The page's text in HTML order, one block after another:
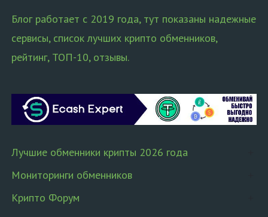
Блог работает с 2019 года, тут показаны надежные
сервисы, список лучших крипто обменников,
рейтинг, ТОП-10, отзывы.
Лучшие обменники крипты 2026 года
Мониторинги обменников
Крипто Форум